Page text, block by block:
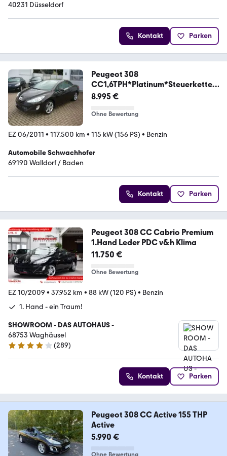
40231 Düsseldorf
Kontakt Parken
Peugeot 308
CC1,6TPH*Platinum*Steuerkette
neu*Leder*Navi
8.995 €
Ohne Bewertung
EZ 06/2011 • 117.500 km • 115 kW (156 PS) • Benzin
Automobile Schwachhofer
69190 Walldorf / Baden
Kontakt Parken
Peugeot 308 CC Cabrio Premium
1.Hand Leder PDC v&h Klima
11.750 €
Ohne Bewertung
EZ 10/2009 • 37.952 km • 88 kW (120 PS) • Benzin
1. Hand - ein Traum!
SHOWROOM - DAS AUTOHAUS -
68753 Waghäusel
4.2 Sterne
(289)
Kontakt Parken
Peugeot 308 CC Active 155 THP
Active
5.990 €
Ohne Bewertung